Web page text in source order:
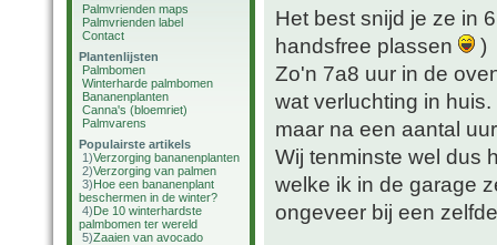
Palmvrienden maps
Palmvrienden label
Contact
Plantenlijsten
Palmbomen
Winterharde palmbomen
Bananenplanten
Canna's (bloemriet)
Palmvarens
Populairste artikels
1)Verzorging bananenplanten
2)Verzorging van palmen
3)Hoe een bananenplant
beschermen in de winter?
4)De 10 winterhardste
palmbomen ter wereld
5)Zaaien van avocado
Het best snijd je ze in
handsfree plassen
)
Zo'n 7a8 uur in de
wat verluchting in
maar na een aantal
Wij tenminste wel dus
welke ik in de garage
ongeveer bij een